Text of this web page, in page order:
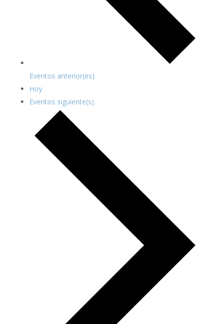
Eventos anterior(es)
Hoy
Eventos siguiente(s)